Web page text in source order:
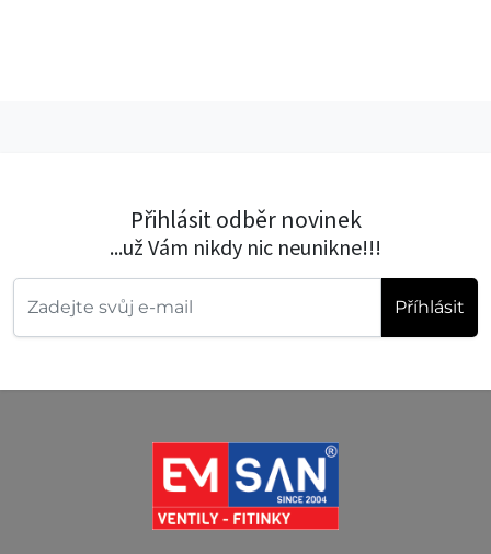
Přihlásit odběr novinek
...už Vám nikdy nic neunikne!!!
Příhlásit